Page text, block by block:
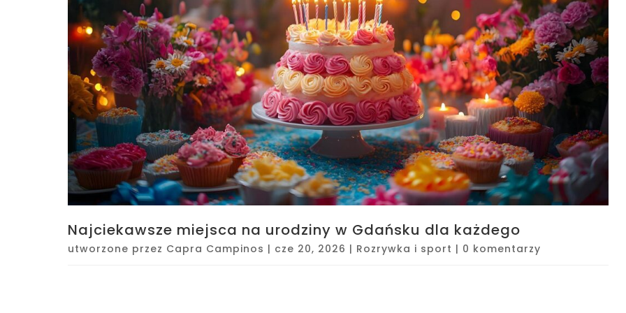
Najciekawsze miejsca na urodziny w Gdańsku dla każdego
utworzone przez Capra Campinos | cze 20, 2026 | Rozrywka i sport | 0 komentarzy